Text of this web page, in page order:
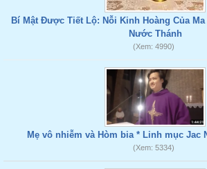
Bí Mật Được Tiết Lộ: Nỗi Kinh Hoàng Của
Nước Thánh
(Xem: 4990)
Mẹ vô nhiễm và Hòm bia * Linh mục Jac
(Xem: 5334)